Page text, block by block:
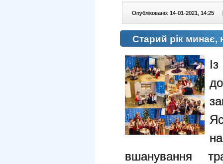
Опубліковано: 14-01-2021, 14:25 |
Старий рік минає,
вшанування